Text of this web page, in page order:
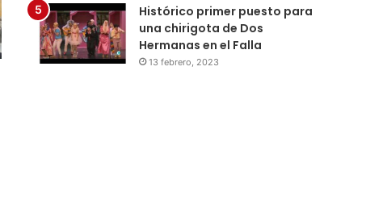
Histórico primer puesto para
una chirigota de Dos
Hermanas en el Falla
13 febrero, 2023